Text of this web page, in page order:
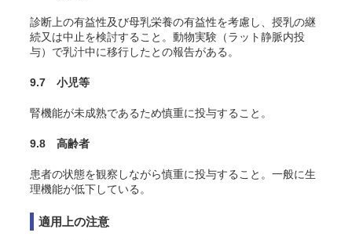
診断上の有益性及び母乳栄養の有益性を考慮し、授乳の継
続又は中止を検討すること。動物実験（ラット静脈内投
与）で乳汁中に移行したとの報告がある。
9.7 小児等
腎機能が未成熟であるため慎重に投与すること。
9.8 高齢者
患者の状態を観察しながら慎重に投与すること。一般に生
理機能が低下している。
適用上の注意